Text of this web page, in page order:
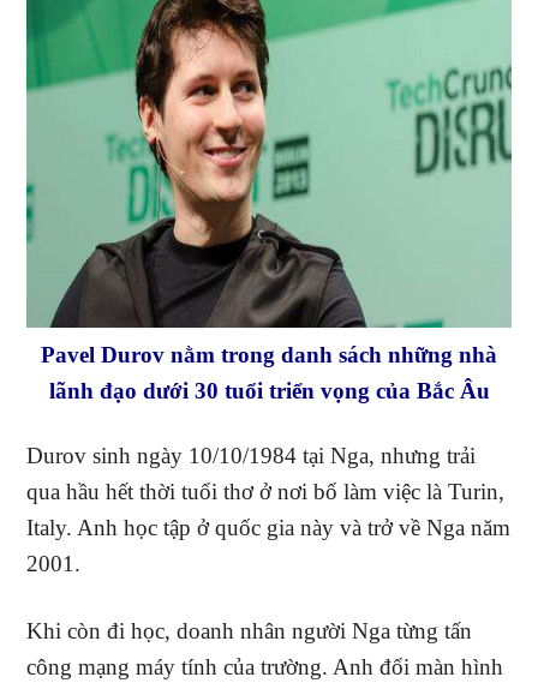
Pavel Durov nằm trong danh sách những nhà
lãnh đạo dưới 30 tuổi triển vọng của Bắc Âu
Durov sinh ngày 10/10/1984 tại Nga, nhưng trải
qua hầu hết thời tuổi thơ ở nơi bố làm việc là Turin,
Italy. Anh học tập ở quốc gia này và trở về Nga năm
2001.
Khi còn đi học, doanh nhân người Nga từng tấn
công mạng máy tính của trường. Anh đổi màn hình